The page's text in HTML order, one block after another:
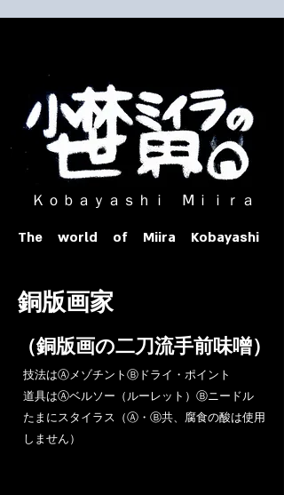
ｏｂａｙａｓｈｉ Ⅿｉｉｒａ​
The world of Miira Kobayashi
​銅版画家
​（銅版画の二刀流手前味噌）
​技法はⒶメゾチントⒷドライ・ポイント
道具はⒶベルソー（ルーレット）Ⓑニードル
​たまにスタイラス（Ⓐ・Ⓑ共、腐食の酸は使用
しません）